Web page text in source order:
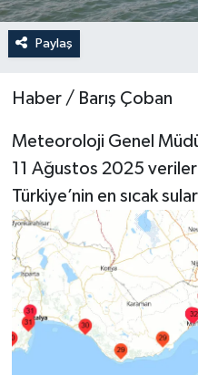
Paylaş
Haber / Barış Çoban
Meteoroloji Genel
11 Ağustos 2025
Türkiye’nin en sıcak
Spor
Teknoloji
Yaşam